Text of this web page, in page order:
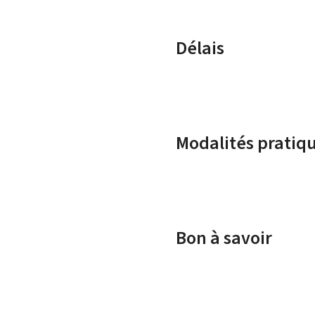
Délais
Modalités
Bon à savoir